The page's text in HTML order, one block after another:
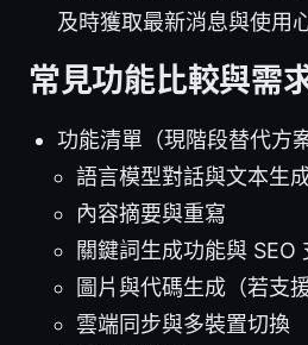
及時獲取最新消息與使用
常見功能比較與需
功能清單（現階段替代方
語言模型對話與文本生
內容摘要與重寫
關鍵詞生成功能與 SEO
圖片與代碼生成（若支援
雲端同步與多裝置切換